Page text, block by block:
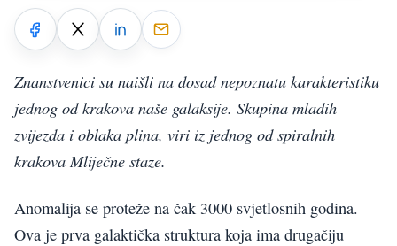
Znanstvenici su naišli na dosad nepoznatu karakteristiku
jednog od krakova naše galaksije. Skupina mladih
zvijezda i oblaka plina, viri iz jednog od spiralnih
krakova Mliječne staze.
Anomalija se proteže na čak 3000 svjetlosnih godina.
Ova je prva galaktička struktura koja ima drugačiju